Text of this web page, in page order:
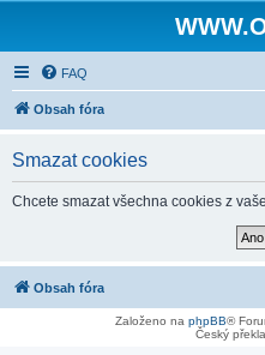
FAQ
Obsah fóra
Smazat cookies
Chcete smazat všechna cookies z
Obsah fóra
Založeno na phpBB®
Český